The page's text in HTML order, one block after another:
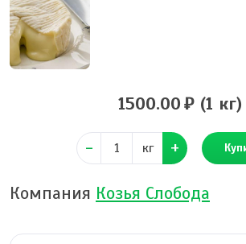
1500.00 (1 кг)
кг
Компания Козья Слобода